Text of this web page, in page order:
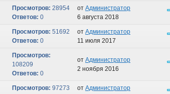
Просмотров: 28954
Ответов: 0
от Администратор
6 августа 2018
Просмотров: 51692
Ответов: 0
от Администратор
11 июля 2017
Просмотров:
108209
Ответов: 0
от Администратор
2 ноября 2016
Просмотров: 97273
от Администратор